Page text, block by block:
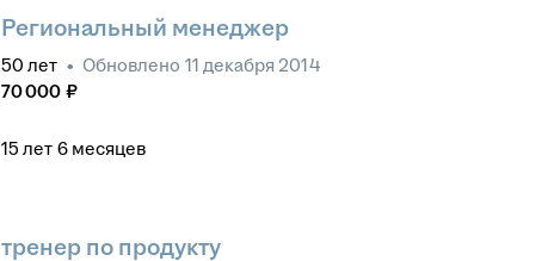
Региональный менеджер
50 лет • Обновлено 11 декабря 2014
70 000 ₽
15 лет 6 месяцев
тренер по продукту